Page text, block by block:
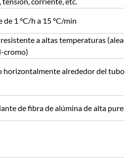
de 1 °C/h a 15 °C/min
a altas temperaturas
cromo)
horizontalmente alrededor del tubo
de fibra de alúmina de alta